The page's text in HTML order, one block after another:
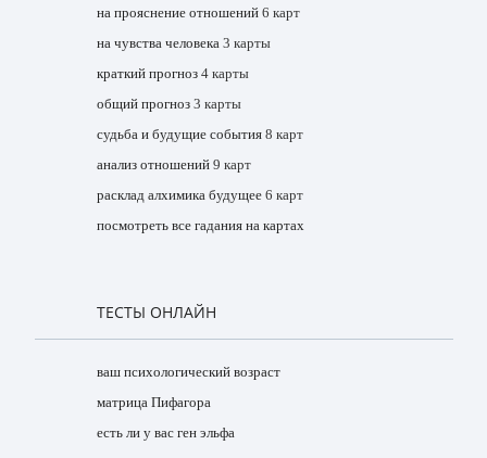
на прояснение отношений 6 карт
на чувства человека 3 карты
краткий прогноз 4 карты
общий прогноз 3 карты
судьба и будущие события 8 карт
анализ отношений 9 карт
расклад алхимика будущее 6 карт
посмотреть все гадания на картах
ТЕСТЫ ОНЛАЙН
ваш психологический возраст
матрица Пифагора
есть ли у вас ген эльфа